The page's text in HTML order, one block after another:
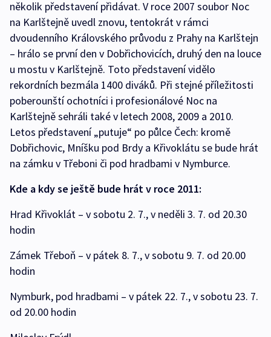
několik představení přidávat. V roce 2007 soubor Noc
na Karlštejně uvedl znovu, tentokrát v rámci
dvoudenního Královského průvodu z Prahy na Karlštejn
– hrálo se první den v Dobřichovicích, druhý den na louce
u mostu v Karlštejně. Toto představení vidělo
rekordních bezmála 1400 diváků. Při stejné příležitosti
poberounští ochotníci i profesionálové Noc na
Karlštejně sehráli také v letech 2008, 2009 a 2010.
Letos představení „putuje“ po půlce Čech: kromě
Dobřichovic, Mníšku pod Brdy a Křivoklátu se bude hrát
na zámku v Třeboni či pod hradbami v Nymburce.
Kde a kdy se ještě bude hrát v roce 2011:
Hrad Křivoklát – v sobotu 2. 7., v neděli 3. 7. od 20.30
hodin
Zámek Třeboň – v pátek 8. 7., v sobotu 9. 7. od 20.00
hodin
Nymburk, pod hradbami – v pátek 22. 7., v sobotu 23. 7.
od 20.00 hodin